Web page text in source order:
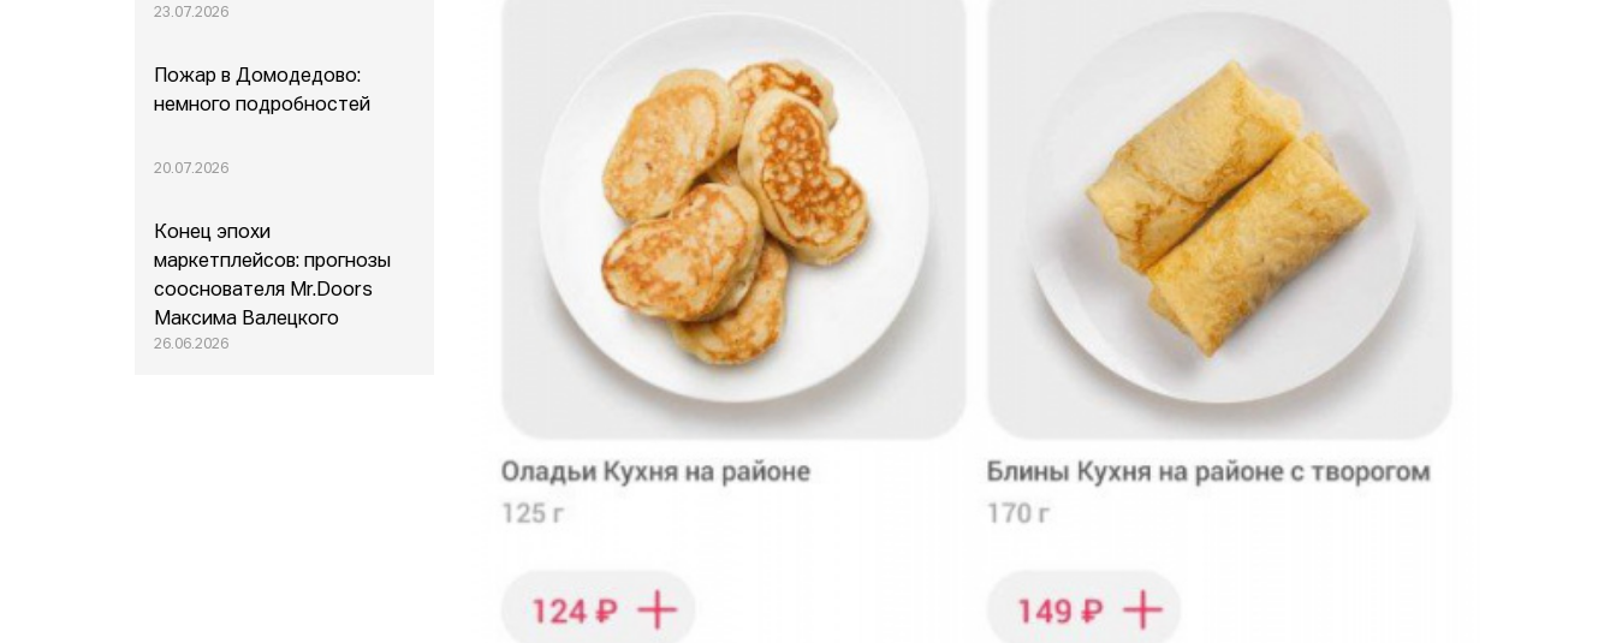
23.07.2026
Пожар в Домодедово:
немного подробностей
20.07.2026
Конец эпохи
маркетплейсов: прогнозы
сооснователя Mr.Doors
Максима Валецкого
26.06.2026